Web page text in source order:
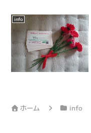
info
ホーム info